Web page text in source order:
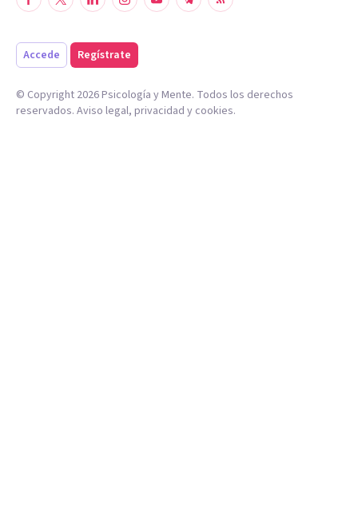
Accede Regístrate
© Copyright 2026Psicología y Mente. Todos los derechos
reservados. Aviso legal, privacidad y cookies.